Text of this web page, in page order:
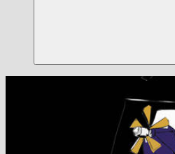
Suchen